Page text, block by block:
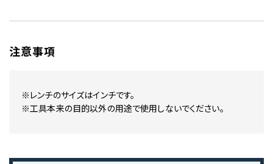
注意事項
※レンチのサイズはインチです。
※工具本来の目的以外の用途で使用しないでください。